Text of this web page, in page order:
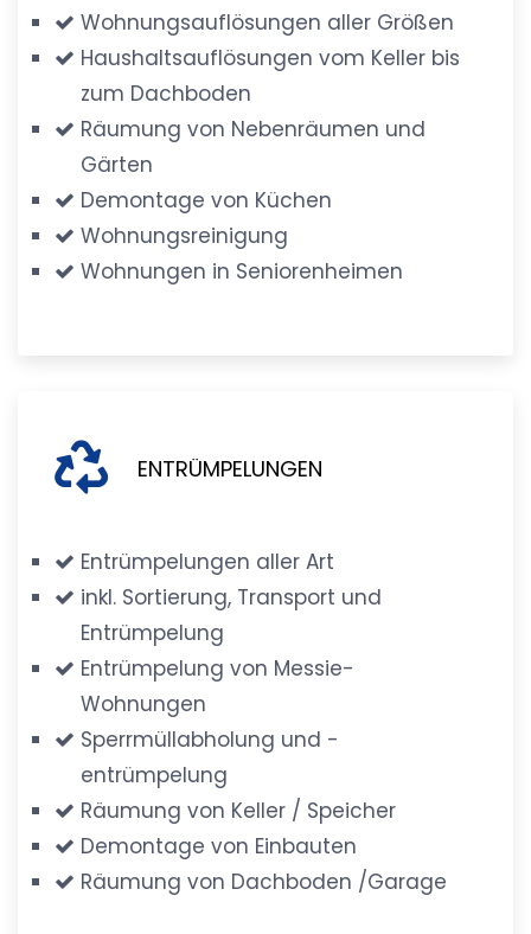
Wohnungsauflösungen aller Größen
Haushaltsauflösungen vom Keller bis
zum Dachboden
Räumung von Nebenräumen und
Gärten
Demontage von Küchen
Wohnungsreinigung
Wohnungen in Seniorenheimen
ENTRÜMPELUNGEN
Entrümpelungen aller Art
inkl. Sortierung, Transport und
Entrümpelung
Entrümpelung von Messie-
Wohnungen
Sperrmüllabholung und -
entrümpelung
Räumung von Keller / Speicher
Demontage von Einbauten
Räumung von Dachboden /Garage